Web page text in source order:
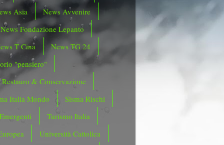
Asia
News Avvenire
News Fondazione Lepanto
T Cina
News TG 24
"pensiero"
Restauro & Conservazione
Italia Mondo
Sisma Rischi
Turismo Italia
Università Cattolica